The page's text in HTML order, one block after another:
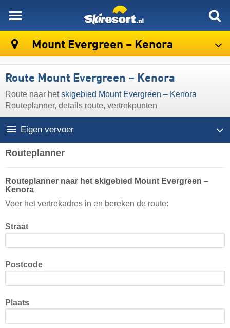
Mount Evergreen – Kenora
Route Mount Evergreen – Kenora
Route naar hetskigebied Mount Evergreen – Kenora
Routeplanner, details route, vertrekpunten
Eigen vervoer
Routeplanner
Routeplanner naar het skigebied Mount Evergreen –
Kenora
Voer het vertrekadres in en bereken de route:
Straat
Postcode
Plaats